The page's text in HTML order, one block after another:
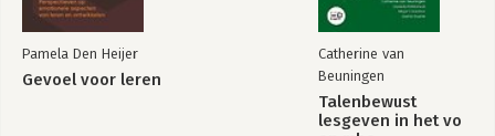
Pamela Den Heijer
Gevoel voor leren
Catherine van
Beuningen
Talenbewust
lesgeven in het vo